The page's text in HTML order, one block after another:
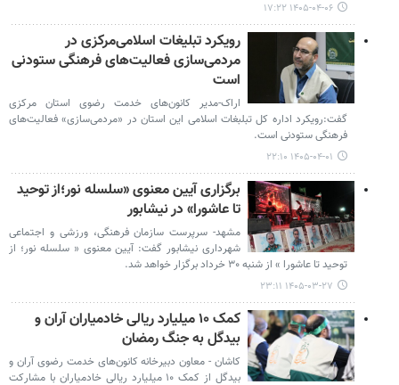
۱۴۰۵-۰۴-۰۶ ۱۷:۲۲
رویکرد تبلیغات اسلامی‌مرکزی در
مردمی‌سازی فعالیت‌های فرهنگی ستودنی
است
اراک-مدیر کانون‌های خدمت رضوی استان مرکزی
گفت:رویکرد اداره کل تبلبغات اسلامی این استان در «مردمی‌سازی» فعالیت‌های
فرهنگی ستودنی است.
۱۴۰۵-۰۴-۰۱ ۲۲:۱۰
برگزاری آیین معنوی «سلسله نور؛از توحید
تا عاشورا» در نیشابور
مشهد- سرپرست سازمان فرهنگی، ورزشی و اجتماعی
شهرداری نیشابور گفت: آیین معنوی « سلسله نور؛ از
توحید تا عاشورا » از شنبه ۳۰ خرداد برگزار خواهد شد.
۱۴۰۵-۰۳-۲۷ ۲۳:۱۱
کمک ۱۰ میلیارد ریالی خادمیاران آران و
بیدگل به جنگ رمضان
کاشان - معاون دبیرخانه کانون‌های خدمت رضوی آران و
بیدگل از کمک ۱۰ میلیارد ریالی خادمیاران با مشارکت